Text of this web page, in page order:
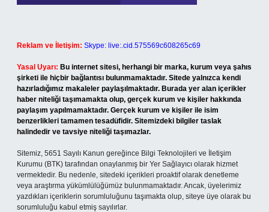
Reklam ve İletişim: Skype: live:.cid.575569c608265c69
Yasal Uyarı: Bu internet sitesi, herhangi bir marka, kurum veya şahıs
şirketi ile hiçbir bağlantısı bulunmamaktadır. Sitede yalnızca kendi
hazırladığımız makaleler paylaşılmaktadır. Burada yer alan içerikler
haber niteliği taşımamakta olup, gerçek kurum ve kişiler hakkında
paylaşım yapılmamaktadır. Gerçek kurum ve kişiler ile isim
benzerlikleri tamamen tesadüfidir. Sitemizdeki bilgiler taslak
halindedir ve tavsiye niteliği taşımazlar.
Sitemiz, 5651 Sayılı Kanun gereğince Bilgi Teknolojileri ve İletişim
Kurumu (BTK) tarafından onaylanmış bir Yer Sağlayıcı olarak hizmet
vermektedir. Bu nedenle, sitedeki içerikleri proaktif olarak denetleme
veya araştırma yükümlülüğümüz bulunmamaktadır. Ancak, üyelerimiz
yazdıkları içeriklerin sorumluluğunu taşımakta olup, siteye üye olarak bu
sorumluluğu kabul etmiş sayılırlar.